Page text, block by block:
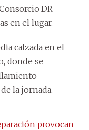
DR
en el lugar.
calzada en el
donde se
la jornada.
provocan